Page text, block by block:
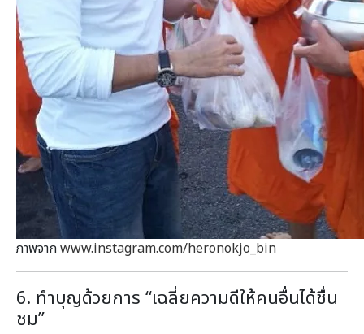
ภาพจากwww.instagram.com/heronokjo_bin
6. ทำบุญด้วยการ “เฉลี่ยความดีให้คนอื่นได้ชื่น
ชม”